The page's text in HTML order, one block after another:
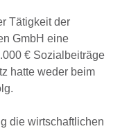
Tätigkeit der
GmbH eine
€ Sozialbeiträge
hatte weder beim
die wirtschaftlichen